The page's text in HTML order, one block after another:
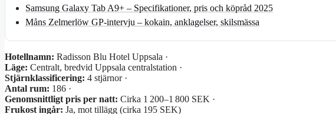
Samsung Galaxy Tab A9+ – Specifikationer, pris och köpråd 2025
Måns Zelmerlöw GP-intervju – kokain, anklagelser, skilsmässa
Hotellnamn: Radisson Blu Hotel Uppsala ·
Läge: Centralt, bredvid Uppsala centralstation ·
Stjärnklassificering: 4 stjärnor ·
Antal rum: 186 ·
Genomsnittligt pris per natt: Cirka 1 200–1 800 SEK ·
Frukost ingår: Ja, mot tillägg (cirka 195 SEK)